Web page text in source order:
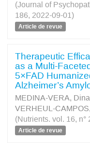
(Journal of
186, 2022-09-01)
Article de revue
Therapeutic
as a Multi-
5×FAD
Alzheimer’s
MEDINA-VERA, Dina
VERHEUL-
(Nutrients. vol. 16, n°
Article de revue